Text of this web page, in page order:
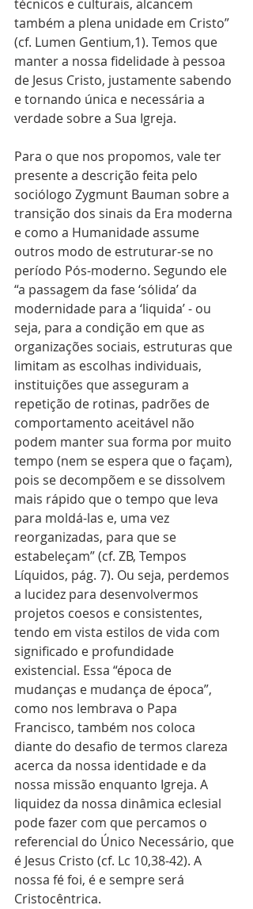
técnicos e culturais, alcancem
também a plena unidade em Cristo”
(cf. Lumen Gentium,1). Temos que
manter a nossa fidelidade à pessoa
de Jesus Cristo, justamente sabendo
e tornando única e necessária a
verdade sobre a Sua Igreja.
Para o que nos propomos, vale ter
presente a descrição feita pelo
sociólogo Zygmunt Bauman sobre a
transição dos sinais da Era moderna
e como a Humanidade assume
outros modo de estruturar-se no
período Pós-moderno. Segundo ele
“a passagem da fase ‘sólida’ da
modernidade para a ‘liquida’ - ou
seja, para a condição em que as
organizações sociais, estruturas que
limitam as escolhas individuais,
instituições que asseguram a
repetição de rotinas, padrões de
comportamento aceitável não
podem manter sua forma por muito
tempo (nem se espera que o façam),
pois se decompõem e se dissolvem
mais rápido que o tempo que leva
para moldá-las e, uma vez
reorganizadas, para que se
estabeleçam” (cf. ZB, Tempos
Líquidos, pág. 7). Ou seja, perdemos
a lucidez para desenvolvermos
projetos coesos e consistentes,
tendo em vista estilos de vida com
significado e profundidade
existencial. Essa “época de
mudanças e mudança de época”,
como nos lembrava o Papa
Francisco, também nos coloca
diante do desafio de termos clareza
acerca da nossa identidade e da
nossa missão enquanto Igreja. A
liquidez da nossa dinâmica eclesial
pode fazer com que percamos o
referencial do Único Necessário, que
é Jesus Cristo (cf. Lc 10,38-42). A
nossa fé foi, é e sempre será
Cristocêntrica.